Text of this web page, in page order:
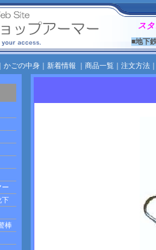
ス
■地下
かごの中身｜ 新着情報 商品一覧｜ 注文方法